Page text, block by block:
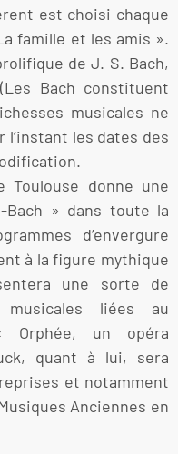
est choisi chaque
famille et les amis ».
de J. S. Bach,
Bach constituent
musicales ne
l’instant les dates des
Toulouse donne une
Bach » dans toute la
d’envergure
à la figure mythique
une sorte de
musicales liées au
Orphée, un opéra
quant à lui, sera
et notamment
Anciennes en